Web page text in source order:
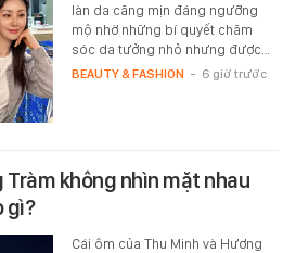
làn da căng mịn đáng ngưỡng
mộ nhờ những bí quyết chăm
sóc da tưởng nhỏ nhưng được…
BEAUTY & FASHION - 6 giờ trước
Tràm không nhìn mặt nhau
gì?
Cái ôm của Thu Minh và Hương